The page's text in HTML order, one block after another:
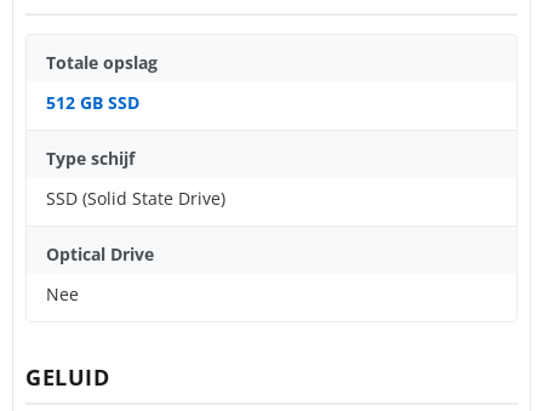
Totale opslag
512 GB SSD
Type schijf
SSD (Solid State Drive)
Optical Drive
Nee
GELUID